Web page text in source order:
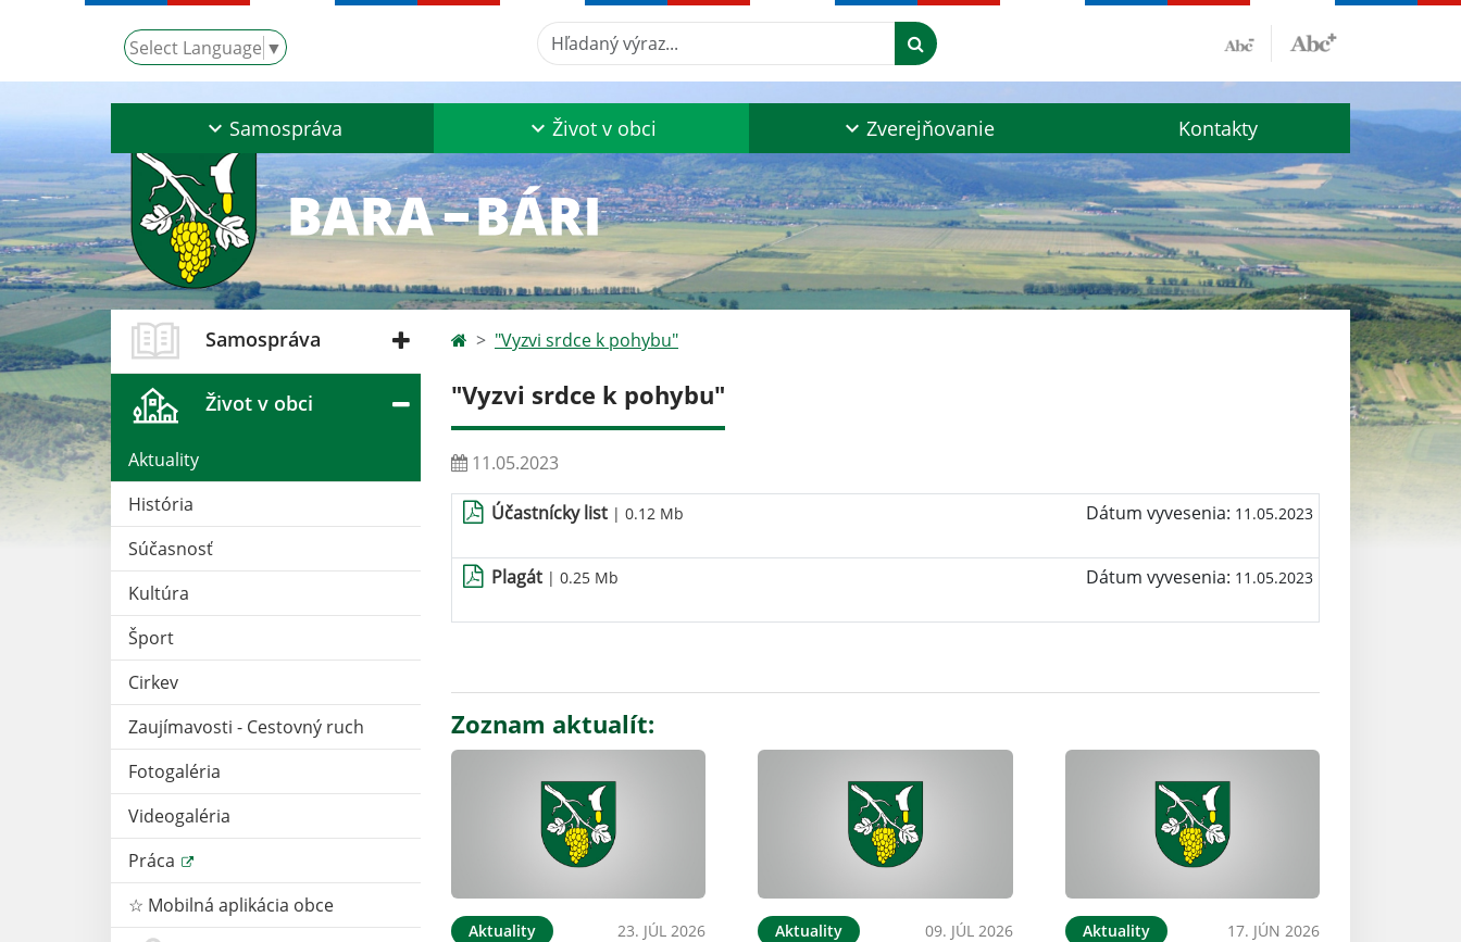
Select Language ▼
Hľadaný výraz...
Samospráva Život v obci Zverejňovanie Kontakty
Samospráva
Život v obci
Aktuality
História
Súčasnosť
Kultúra
Šport
Cirkev
Zaujímavosti - Cestovný ruch
Fotogaléria
Videogaléria
Práca
☆ Mobilná aplikácia obce
"Vyzvi srdce k pohybu"
"Vyzvi srdce k pohybu"
11.05.2023
Účastnícky list | 0.12 Mb Dátum vyvesenia: 11.05.2023
Plagát | 0.25 Mb Dátum vyvesenia: 11.05.2023
Zoznam aktualít:
Aktuality 23. JÚL 2026 Aktuality 09. JÚL 2026 Aktuality 17. JÚN 2026